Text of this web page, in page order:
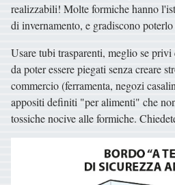
realizzabili! Molte formiche hanno
di invernamento, e gradiscono
Usare tubi trasparenti, meglio se
da poter essere piegati senza creare
commercio (ferramenta, negozi
appositi definiti "per alimenti" che
tossiche nocive alle formiche.